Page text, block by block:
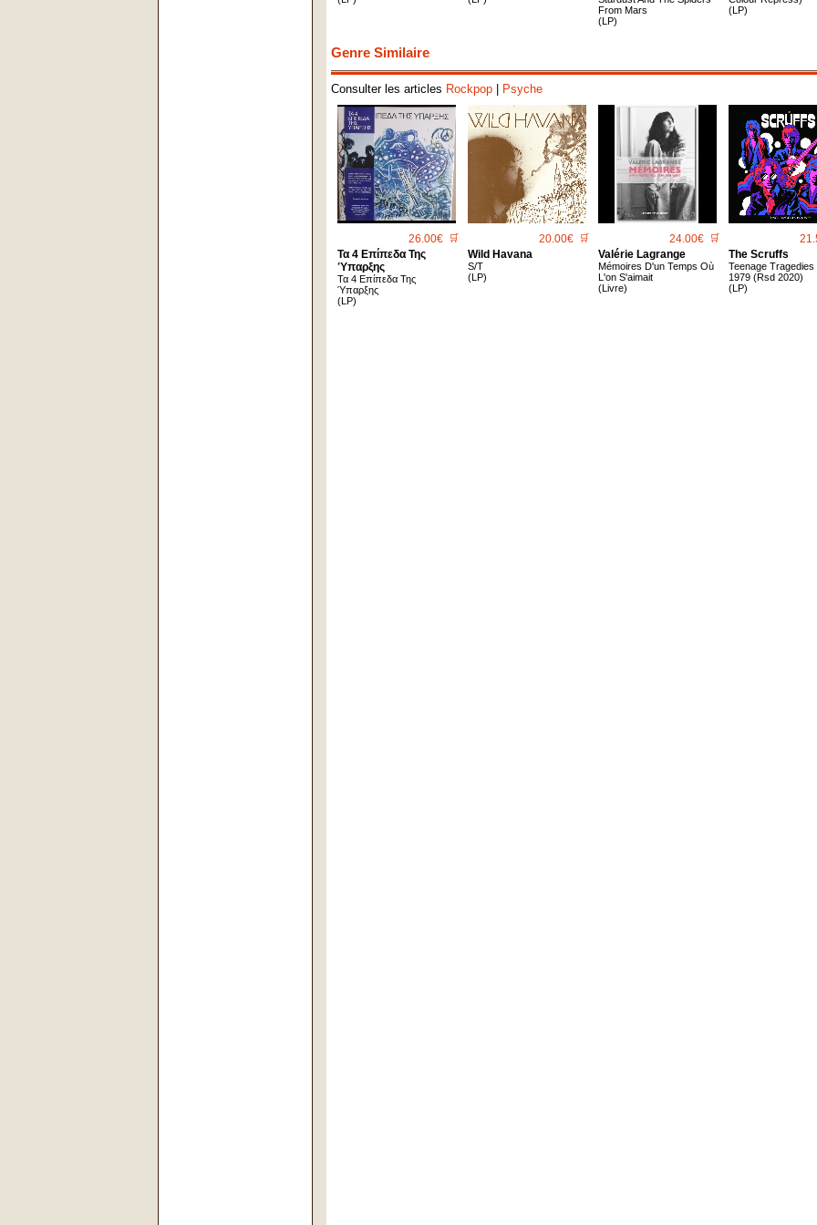
From Mars
(LP)
(LP)
Genre Similaire
Consulter les articles Rockpop| Psyche
26.00€ 🛒
Τα 4 Επίπεδα Της
Ύπαρξης
Τα 4 Επίπεδα Της
Ύπαρξης
(LP)
20.00€ 🛒
Wild Havana
S/T
(LP)
24.00€ 🛒
Valérie Lagrange
Mémoires D'un Temps Où
L'on S'aimait
(Livre)
The Scruffs
Teenage Tragedies
1979 (Rsd 2020)
(LP)